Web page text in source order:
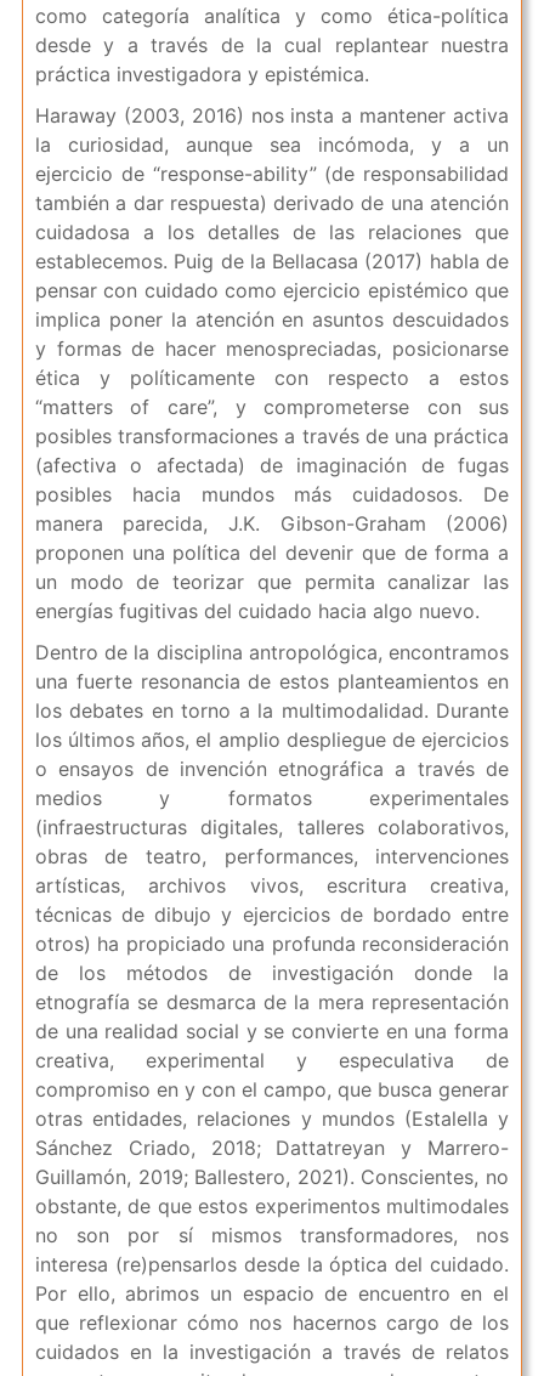
como categoría analítica y como ética-política
desde y a través de la cual replantear nuestra
práctica investigadora y epistémica.
Haraway (2003, 2016) nos insta a mantener activa
la curiosidad, aunque sea incómoda, y a un
ejercicio de “response-ability” (de responsabilidad
también a dar respuesta) derivado de una atención
cuidadosa a los detalles de las relaciones que
establecemos. Puig de la Bellacasa (2017) habla de
pensar con cuidado como ejercicio epistémico que
implica poner la atención en asuntos descuidados
y formas de hacer menospreciadas, posicionarse
ética y políticamente con respecto a estos
“matters of care”, y comprometerse con sus
posibles transformaciones a través de una práctica
(afectiva o afectada) de imaginación de fugas
posibles hacia mundos más cuidadosos. De
manera parecida, J.K. Gibson-Graham (2006)
proponen una política del devenir que de forma a
un modo de teorizar que permita canalizar las
energías fugitivas del cuidado hacia algo nuevo.
Dentro de la disciplina antropológica, encontramos
una fuerte resonancia de estos planteamientos en
los debates en torno a la multimodalidad. Durante
los últimos años, el amplio despliegue de ejercicios
o ensayos de invención etnográfica a través de
medios y formatos experimentales
(infraestructuras digitales, talleres colaborativos,
obras de teatro, performances, intervenciones
artísticas, archivos vivos, escritura creativa,
técnicas de dibujo y ejercicios de bordado entre
otros) ha propiciado una profunda reconsideración
de los métodos de investigación donde la
etnografía se desmarca de la mera representación
de una realidad social y se convierte en una forma
creativa, experimental y especulativa de
compromiso en y con el campo, que busca generar
otras entidades, relaciones y mundos (Estalella y
Sánchez Criado, 2018; Dattatreyan y Marrero-
Guillamón, 2019; Ballestero, 2021). Conscientes, no
obstante, de que estos experimentos multimodales
no son por sí mismos transformadores, nos
interesa (re)pensarlos desde la óptica del cuidado.
Por ello, abrimos un espacio de encuentro en el
que reflexionar cómo nos hacernos cargo de los
cuidados en la investigación a través de relatos